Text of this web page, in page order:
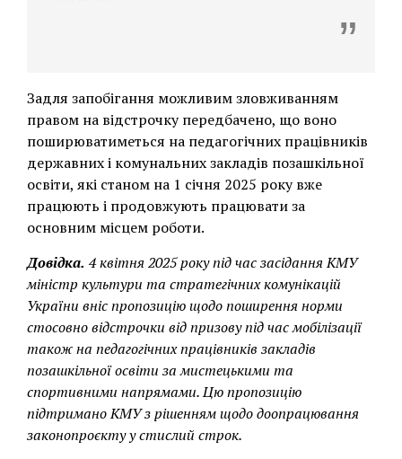
Задля запобігання можливим зловживанням
правом на відстрочку передбачено, що воно
поширюватиметься на педагогічних працівників
державних і комунальних закладів позашкільної
освіти, які станом на 1 січня 2025 року вже
працюють і продовжують працювати за
основним місцем роботи.
Довідка. 4 квітня 2025 року під час засідання КМУ
міністр культури та стратегічних комунікацій
України вніс пропозицію щодо поширення норми
стосовно відстрочки від призову під час мобілізації
також на педагогічних працівників закладів
позашкільної освіти за мистецькими та
спортивними напрямами. Цю пропозицію
підтримано КМУ з рішенням щодо доопрацювання
законопроєкту у стислий строк.